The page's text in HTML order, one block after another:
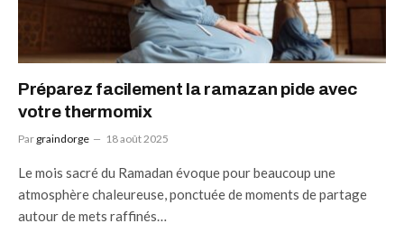
Préparez facilement la ramazan pide avec
votre thermomix
Par graindorge 18 août 2025
Le mois sacré du Ramadan évoque pour beaucoup une
atmosphère chaleureuse, ponctuée de moments de partage
autour de mets raffinés…